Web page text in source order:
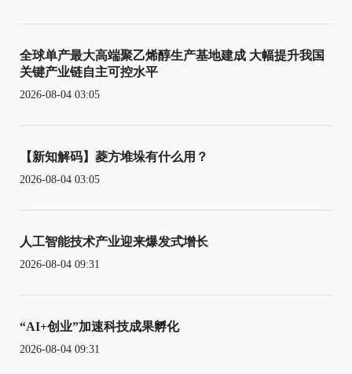
全球单产最大高端聚乙烯醇生产基地建成 大幅提升我国
关键产业链自主可控水平
2026-08-04 03:05
【新知解码】菱方堆垛有什么用？
2026-08-04 03:05
人工智能技术产业迎来爆发式增长
2026-08-04 09:31
“AI+创业”加速科技成果孵化
2026-08-04 09:31